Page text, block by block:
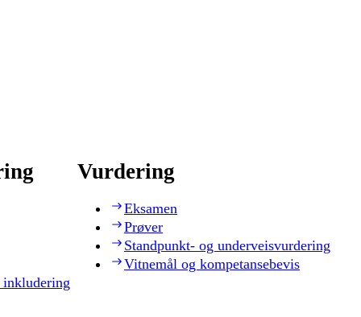
Vurdering
Eksamen
Prøver
Standpunkt- og underveisvurdering
Vitnemål og kompetansebevis